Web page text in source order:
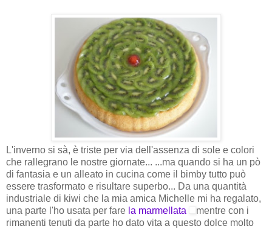
L'inverno si sà, è triste per via dell'assenza di sole e colori
che rallegrano le nostre giornate... ...ma quando si ha un pò
di fantasia e un alleato in cucina come il bimby tutto può
essere trasformato e risultare superbo... Da una quantità
industriale di kiwi che la mia amica Michelle mi ha regalato,
una parte l'ho usata per fare la marmellata
mentre con i
rimanenti tenuti da parte ho dato vita a questo dolce molto